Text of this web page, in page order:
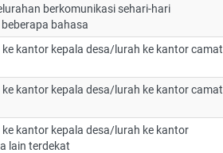
berkomunikasi sehari-hari
bahasa
kantor kepala desa/lurah ke kantor camat
kantor kepala desa/lurah ke kantor camat
kantor kepala desa/lurah ke kantor
lain terdekat